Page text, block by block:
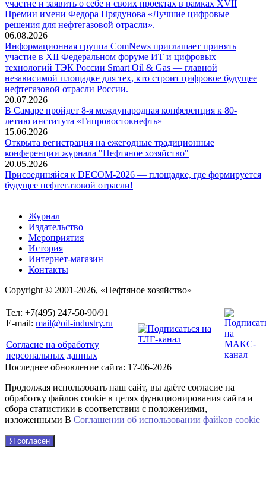
участие и заявить о себе и своих проектах в рамках XVII
Премии имени Федора Прядунова «Лучшие цифровые
решения для нефтегазовой отрасли».
06.08.2026
Информационная группа ComNews приглашает принять
участие в XII Федеральном форуме ИТ и цифровых
технологий ТЭК России Smart Oil & Gas — главной
независимой площадке для тех, кто строит цифровое будущее
нефтегазовой отрасли России.
20.07.2026
В Самаре пройдет 8-я международная конференция к 80-
летию института «Гипровостокнефть»
15.06.2026
Открыта регистрация на ежегодные традиционные
конференции журнала "Нефтяное хозяйство"
20.05.2026
Присоединяйся к DECOM-2026 — площадке, где формируется
будущее нефтегазовой отрасли!
Журнал
Издательство
Мероприятия
История
Интернет-магазин
Контакты
Copyright © 2001-2026, «Нефтяное хозяйство»
Тел: +7(495) 247-50-90/91
E-mail: mail@oil-industry.ru
Согласие на обработку
персональных данных
Последнее обновление сайта: 17-06-2026
Продолжая использовать наш сайт, вы даёте согласие на
обработку файлов cookie в целях функционирования сайта и
сбора статистики в соответствии с положениями,
изложенными В Соглашении об использовании файkов cookie
Я согласен